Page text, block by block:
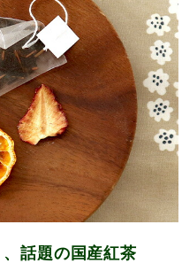
話題の国産紅茶